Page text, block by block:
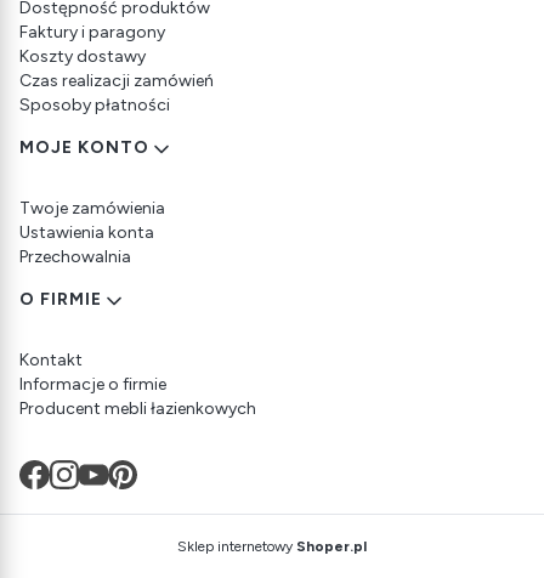
Dostępność produktów
Faktury i paragony
Koszty dostawy
Czas realizacji zamówień
Sposoby płatności
MOJE KONTO
Twoje zamówienia
Ustawienia konta
Przechowalnia
O FIRMIE
Kontakt
Informacje o firmie
Producent mebli łazienkowych
Sklep internetowy Shoper.pl